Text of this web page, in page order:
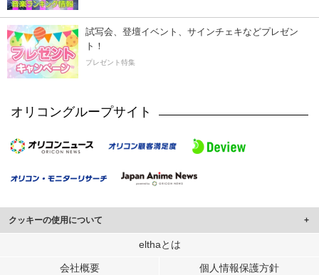
試写会、登壇イベント、サインチェキなどプレゼン
ト！
プレゼント特集
オリコングループサイト
クッキーの使用について
このサイトでは Cookie を使用して、ユーザーに合わせたコンテンツや広告の
行っています。
elthaとは
会社概要 個人情報保護方針